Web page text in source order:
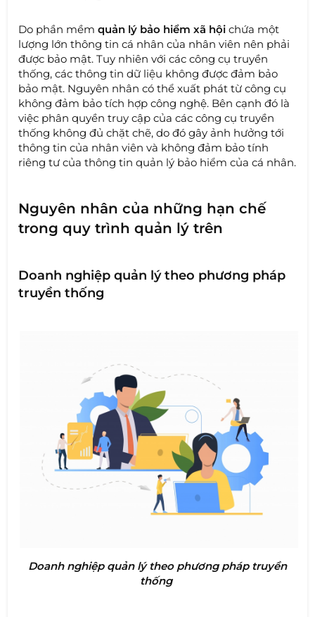
Do phần mềmquản lý bảo hiểm xã hội chứa một
lượng lớn thông tin cá nhân của nhân viên nên phải
được bảo mật. Tuy nhiên với các công cụ truyền
thống, các thông tin dữ liệu không được đảm bảo
bảo mật. Nguyên nhân có thể xuất phát từ công cụ
không đảm bảo tích hợp công nghệ. Bên cạnh đó là
việc phân quyền truy cập của các công cụ truyền
thống không đủ chặt chẽ, do đó gây ảnh hưởng tới
thông tin của nhân viên và không đảm bảo tính
riêng tư của thông tin quản lý bảo hiểm của cá nhân.
Nguyên nhân của những hạn chế
trong quy trình quản lý trên
Doanh nghiệp quản lý theo phương pháp
truyền thống
Doanh nghiệp quản lý theo phương pháp truyền
thống